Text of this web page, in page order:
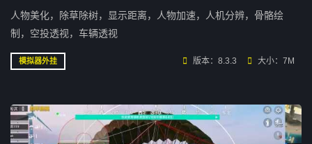
人物美化，除草除树，显示距离，人物加速，人机分辨，骨骼绘
制，空投透视，车辆透视
模拟器外挂 版本：8.3.3 大小：7M